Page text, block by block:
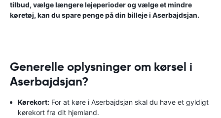
tilbud, vælge længere lejeperioder og vælge et mindre
køretøj, kan du spare penge på din billeje i Aserbajdsjan.
Generelle oplysninger om kørsel i
Aserbajdsjan?
Kørekort: For at køre i Aserbajdsjan skal du have et gyldigt
kørekort fra dit hjemland.